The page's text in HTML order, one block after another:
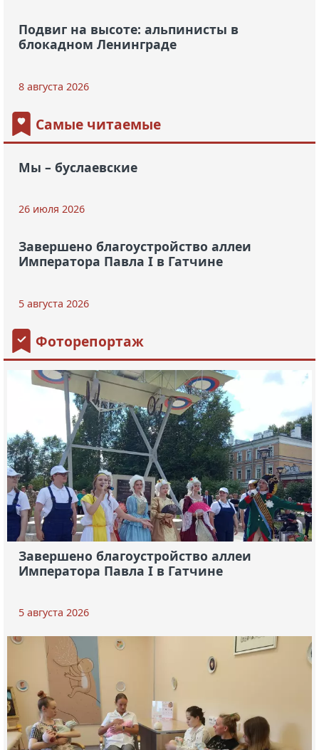
Подвиг на высоте: альпинисты в
блокадном Ленинграде
8 августа 2026
Самые читаемые
Мы – буслаевские
26 июля 2026
Завершено благоустройство аллеи
Императора Павла I в Гатчине
5 августа 2026
Фоторепортаж
Завершено благоустройство аллеи
Императора Павла I в Гатчине
5 августа 2026